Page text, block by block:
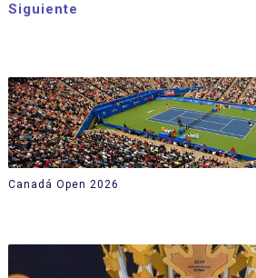
Siguiente
Canadá Open 2026